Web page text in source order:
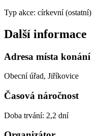
Typ akce: církevní (ostatní)
Další informace
Adresa místa konání
Obecní úřad, Jiříkovice
Časová náročnost
Doba trvání: 2,2 dní